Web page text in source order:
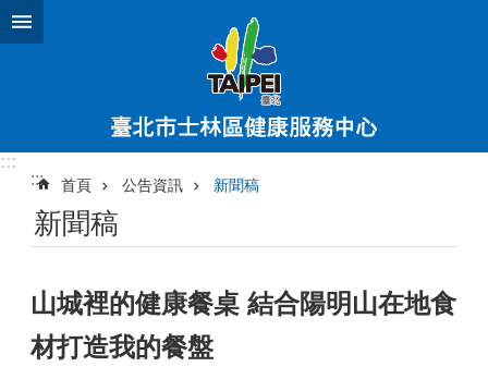
跳到主要內容區塊
:::
:::
首頁 公告資訊 新聞稿
新聞稿
山城裡的健康餐桌 結合陽明山在地食
材打造我的餐盤